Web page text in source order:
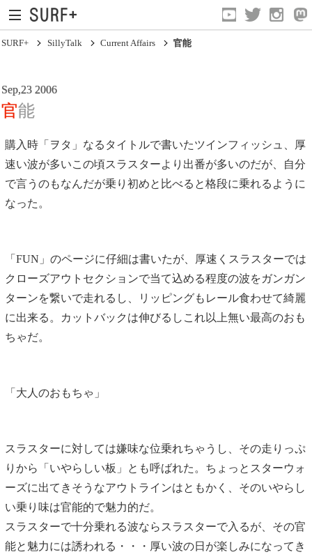
Current Affairs
Life In Surfing
Mind
Clips
SURF+ SillyTalk Current Affairs 官能
Sep,23 2006
官能
購入時「ヲタ」なるタイトルで書いたツインフィッシュ、厚
速い波が多いこの頃スラスターより出番が多いのだが、自分
で言うのもなんだが乗り初めと比べると格段に乗れるように
なった。
「FUN」のページに仔細は書いたが、厚速くスラスターでは
クローズアウトセクションで当て込める程度の波をガンガン
ターンを繋いで走れるし、リッピングもレール食わせて綺麗
に出来る。カットバックは伸びるしこれ以上無い最高のおも
ちゃだ。
「大人のおもちゃ」
スラスターに対しては嫌味な位乗れちゃうし、その走りっぷ
りから「いやらしい板」とも呼ばれた。ちょっとスターウォ
ーズに出てきそうなアウトラインはともかく、そのいやらし
い乗り味は官能的で魅力的だ。
スラスターで十分乗れる波ならスラスターで入るが、その官
能と魅力には誘われる・・・厚い波の日が楽しみになってき